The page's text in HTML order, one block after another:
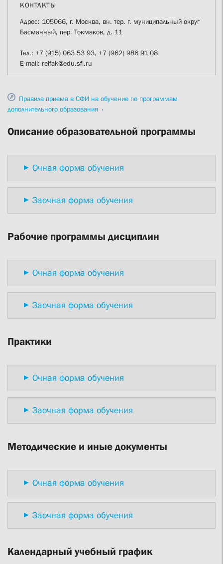
КОНТАКТЫ
Адрес: 105066, г. Москва, вн. тер. г. муниципальный округ
Басманный, пер. Токмаков, д. 11
Тел.: +7 (915) 063 53 93, +7 (962) 986 91 08
E-mail: relfak@edu.sfi.ru
Правила приема в СФИ на обучение по программам
дополнительного образования
Описание образовательной программы
Очная форма обучения
Заочная форма обучения
Рабочие программы дисциплин
Очная форма обучения
Заочная форма обучения
Практики
Очная форма обучения
Заочная форма обучения
Методические и иные документы
Очная форма обучения
Заочная форма обучения
Календарный учебный график